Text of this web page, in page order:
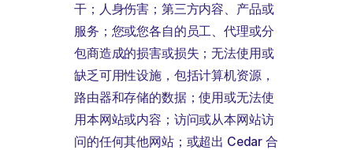
干；人身伤害；第三方内容、产品或
服务；您或您各自的员工、代理或分
包商造成的损害或损失；无法使用或
缺乏可用性设施，包括计算机资源，
路由器和存储的数据；使用或无法使
用本网站或内容；访问或从本网站访
问的任何其他网站；或超出 Cedar 合